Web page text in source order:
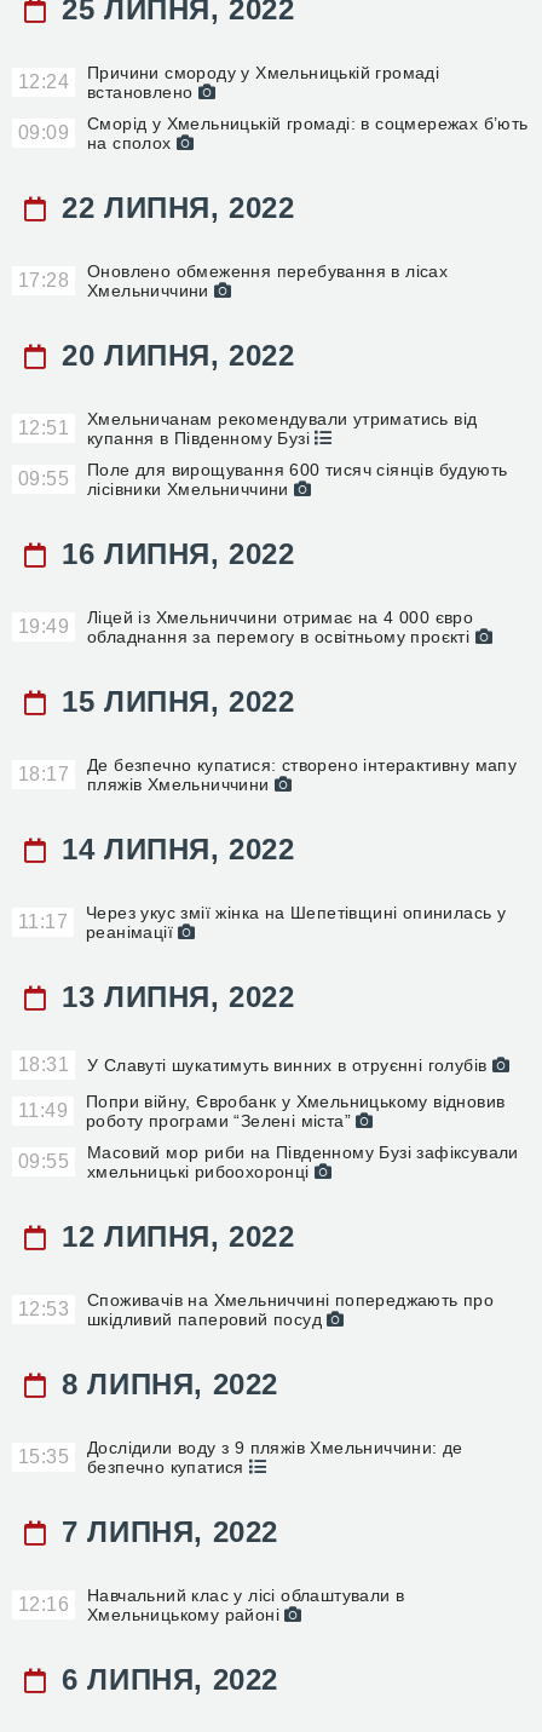
25 ЛИПНЯ, 2022
12:24
Причини смороду у Хмельницькій громаді
встановлено
09:09
Сморід у Хмельницькій громаді: в соцмережах б’ють
на сполох
22 ЛИПНЯ, 2022
17:28
Оновлено обмеження перебування в лісах
Хмельниччини
20 ЛИПНЯ, 2022
12:51
Хмельничанам рекомендували утриматись від
купання в Південному Бузі
09:55
Поле для вирощування 600 тисяч сіянців будують
лісівники Хмельниччини
16 ЛИПНЯ, 2022
19:49
Ліцей із Хмельниччини отримає на 4 000 євро
обладнання за перемогу в освітньому проєкті
15 ЛИПНЯ, 2022
18:17
Де безпечно купатися: створено інтерактивну мапу
пляжів Хмельниччини
14 ЛИПНЯ, 2022
11:17
Через укус змії жінка на Шепетівщині опинилась у
реанімації
13 ЛИПНЯ, 2022
18:31 У Славуті шукатимуть винних в отруєнні голубів
11:49
Попри війну, Євробанк у Хмельницькому відновив
роботу програми “Зелені міста”
09:55
Масовий мор риби на Південному Бузі зафіксували
хмельницькі рибоохоронці
12 ЛИПНЯ, 2022
12:53
Споживачів на Хмельниччині попереджають про
шкідливий паперовий посуд
8 ЛИПНЯ, 2022
15:35
Дослідили воду з 9 пляжів Хмельниччини: де
безпечно купатися
7 ЛИПНЯ, 2022
12:16
Навчальний клас у лісі облаштували в
Хмельницькому районі
6 ЛИПНЯ, 2022